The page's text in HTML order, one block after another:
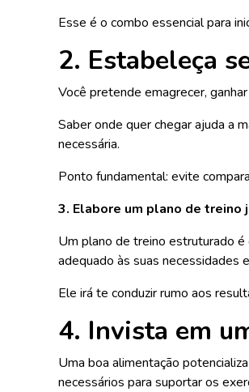
Esse é o combo essencial para
2. Estabeleça
Você pretende emagrecer,
Saber onde quer chegar ajuda a
necessária.
Ponto fundamental: evite
3. Elabore um plano de treino
Um plano de treino estruturado
adequado às suas necessidades
Ele irá te conduzir rumo aos
4. Invista em
Uma boa alimentação
necessários para suportar os